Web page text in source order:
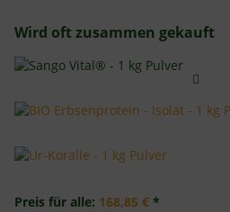
Wird oft zusammen gekauft
Preis für alle: 168,85 € *